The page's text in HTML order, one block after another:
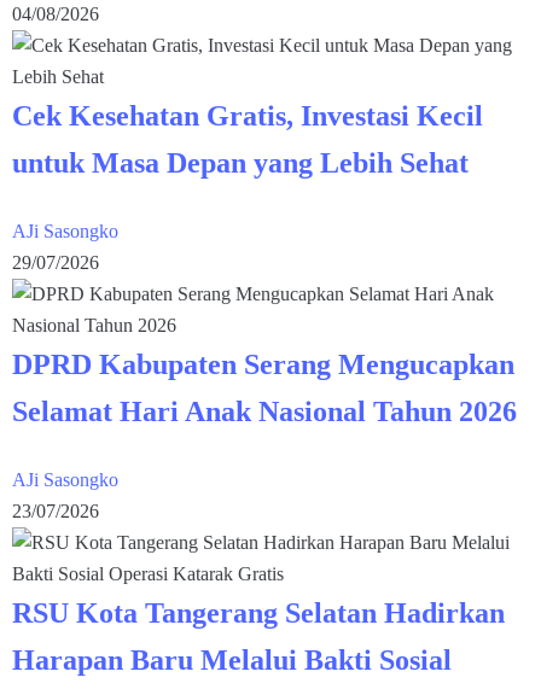
04/08/2026
Cek Kesehatan Gratis, Investasi Kecil
untuk Masa Depan yang Lebih Sehat
AJi Sasongko
29/07/2026
DPRD Kabupaten Serang Mengucapkan
Selamat Hari Anak Nasional Tahun 2026
AJi Sasongko
23/07/2026
RSU Kota Tangerang Selatan Hadirkan
Harapan Baru Melalui Bakti Sosial